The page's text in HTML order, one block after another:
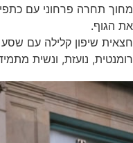
מחוך תחרה פרחוני עם
את הגוף.
חצאית שיפון קלילה עם
רומנטית, נועזת, ונשית